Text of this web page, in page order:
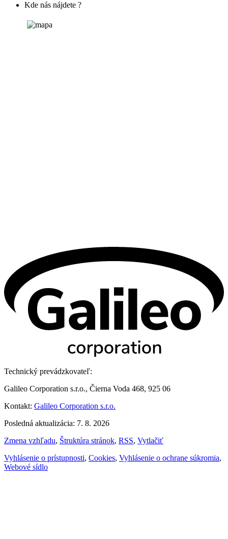
Kde nás nájdete ?
Technický prevádzkovateľ:
Galileo Corporation s.r.o., Čierna Voda 468, 925 06
Kontakt: Galileo Corporation s.r.o.
Posledná aktualizácia: 7. 8. 2026
Zmena vzhľadu, Štruktúra stránok, RSS, Vytlačiť
Vyhlásenie o prístupnosti, Cookies, Vyhlásenie o ochrane súkromia,
Webové sídlo